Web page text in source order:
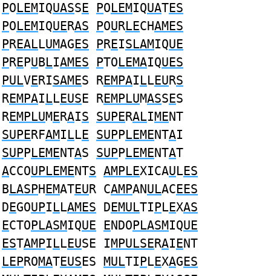
POLEMIQUASSE POLEMIQUATES
POLEMIQUERAS POURLECHAMES
PREALLUMAGES PREISLAMIQUE
PREPUBLIAMES PTOLEMAIQUES
PULVERISAMES REMPAILLEURS
REMPAILLEUSE REMPLUMASSES
REMPLUMERAIS SUPERALIMENT
SUPERFAMILLE SUPPLEMENTAI
SUPPLEMENTAS SUPPLEMENTAT
ACCOUPLEMENTS AMPLEXICAULES
BLASPHEMATEUR CAMPANULACEES
DEGOUPILLAMES DEMULTIPLEXAS
ECTOPLASMIQUE ENDOPLASMIQUE
ESTAMPILLEUSE IMPULSERAIENT
LEPROMATEUSES MULTIPLEXAGES